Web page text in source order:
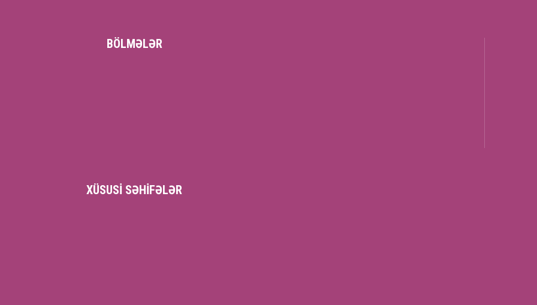
BÖLMƏLƏR
XÜSUSI SƏHIFƏLƏR